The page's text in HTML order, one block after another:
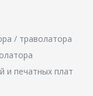
/ траволатора
и печатных плат